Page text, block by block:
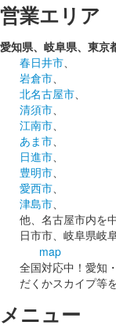
営業エリア
愛知県、岐阜県、東京
春日井市、
岩倉市、
北名古屋市、
清須市、
江南市、
あま市、
日進市、
豊明市、
愛西市、
津島市、
他、名古屋市内を
日市市、岐阜県岐
map
全国対応中！愛知
だくかスカイプ等
メニュー